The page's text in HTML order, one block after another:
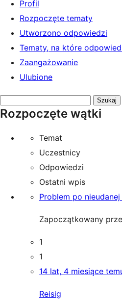
Profil
Rozpoczęte tematy
Utworzono odpowiedzi
Tematy, na które
Zaangażowanie
Ulubione
tematy:
Rozpoczęte wątki
Temat
Uczestnicy
Odpowiedzi
Ostatni wpis
Problem po
Zapoczątkowany
1
1
14 lat, 4 miesiące
Reisig